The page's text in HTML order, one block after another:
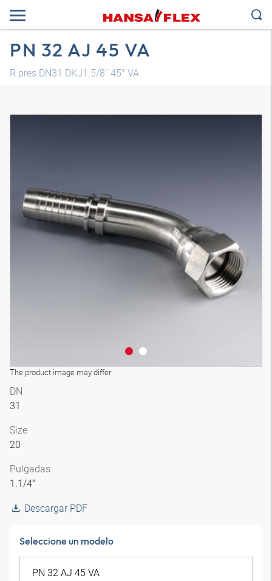
PN 32 AJ 45 VA
R.pres DN31 DKJ1.5/8" 45° VA
The product image may differ
DN
31
Size
20
Pulgadas
1.1/4″
Descargar PDF
Seleccione un modelo